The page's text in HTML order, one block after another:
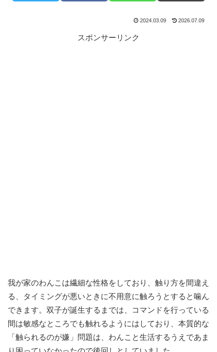
2024.03.09 2026.07.09
スポンサーリンク
我が家のわんこは繊細な性格をしており、触り方を間違え
る、タイミングが悪いときに不用意に触ろうとすると噛ん
できます。双子が誕生するまでは、コマンドを行っている
間は敏感なところでも触れるようにはしており、本質的な
「触られるのが嫌」問題は、わんこと生活するうえであま